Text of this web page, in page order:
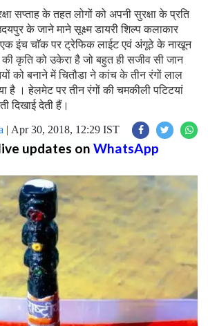
सप्ताह के तहत लोगों को अपनी सुरक्षा के प्रति
के जाने माने सूक्ष्म डायरी शिल्प कलाकार
एक इंच चाॅक पर ट्रेफिक लाईट एवं अंगूठे के नाखून
कृति को उकेरा है जो बहुत ही सजीव सी जान
को बनाने में चितौडा ने कांच के तीन रंगों लाल
है । हेलमेट पर तीन रंगों की चमकीली पटिटयां
दिखाई देती हैं।
| Apr 30, 2018, 12:29 IST
updates on WhatsApp